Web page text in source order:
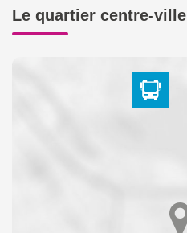
Le quartier centre-ville